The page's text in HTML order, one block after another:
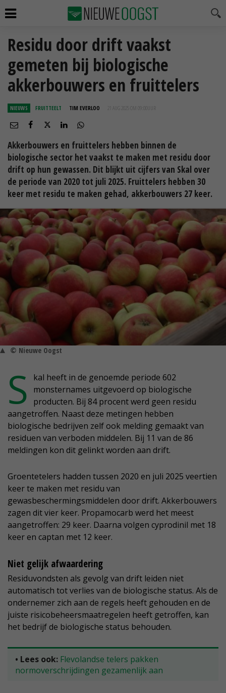
Residu door drift vaakst
gemeten bij biologische
akkerbouwers en fruittelers
NIEUWS FRUITTEELT TIM EVERLOO 21 AUG 2025 OM 09:00
Akkerbouwers en fruittelers hebben binnen de
biologische sector het vaakst te maken met residu door
drift op hun gewassen. Dit blijkt uit cijfers van Skal over
de periode van 2020 tot juli 2025. Fruittelers hebben 30
keer met residu te maken gehad, akkerbouwers 27 keer.
© Nieuwe Oogst
S
kal heeft in de genoemde periode 602
monsternames uitgevoerd op biologische
producten. Bij 84 procent werd geen residu
aangetroffen. Naast deze metingen hebben
biologische bedrijven zelf ook melding gemaakt van
residuen van verboden middelen. Bij 11 van de 86
meldingen kon dit gelinkt worden aan drift.
Groentetelers hadden tussen 2020 en juli 2025 veertien
keer te maken met residu van
gewasbeschermingsmiddelen door drift. Akkerbouwers
zagen dit vier keer. Propamocarb werd het meest
aangetroffen: 29 keer. Daarna volgen cyprodinil met 18
keer en captan met 12 keer.
Niet gelijk afwaardering
Residuvondsten als gevolg van drift leiden niet
automatisch tot verlies van de biologische status. Als de
ondernemer zich aan de regels heeft gehouden en de
juiste risicobeheersmaatregelen heeft getroffen, kan
het bedrijf de biologische status behouden.
• Lees ook: Flevolandse telers pakken
normoverschrijdingen gezamenlijk aan